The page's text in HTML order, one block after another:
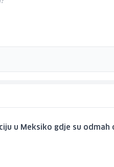
u Meksiko gdje su odmah